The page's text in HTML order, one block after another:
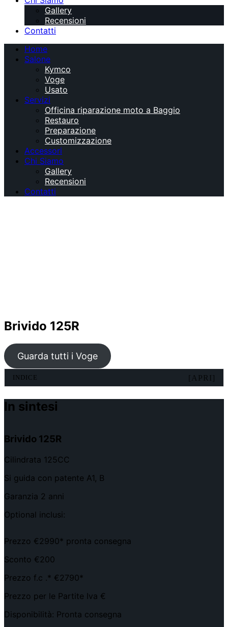
Gallery
Recensioni
Contatti
Home
Salone
Kymco
Voge
Usato
Servizi
Officina riparazione moto a Baggio
Restauro
Preparazione
Customizzazione
Accessori
Chi Siamo
Gallery
Recensioni
Contatti
Brivido 125R
Guarda tutti i Voge
INDICE [APRI]
In sintesi
Brivido 125R
Cilindrata 125CC
Si guida con patente A1, B
Garanzia 2 anni
Optional inclusi:
Prezzo €2990* pronta consegna
Sconto €200
Prezzo f.c .* €2790*
Prezzo per le Partite Iva €
Disponibilità: Pronta consegna